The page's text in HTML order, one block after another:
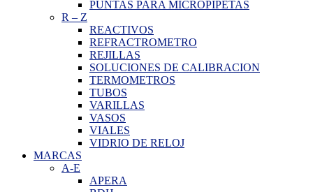
PUNTAS PARA MICROPIPETAS
R – Z
REACTIVOS
REFRACTROMETRO
REJILLAS
SOLUCIONES DE CALIBRACION
TERMOMETROS
TUBOS
VARILLAS
VASOS
VIALES
VIDRIO DE RELOJ
MARCAS
A-E
APERA